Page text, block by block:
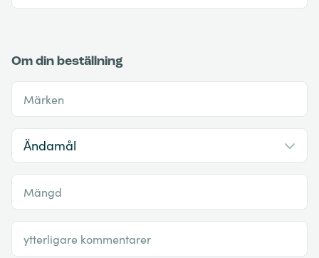
Om din beställning
Märken
Mängd
ytterligare kommentarer